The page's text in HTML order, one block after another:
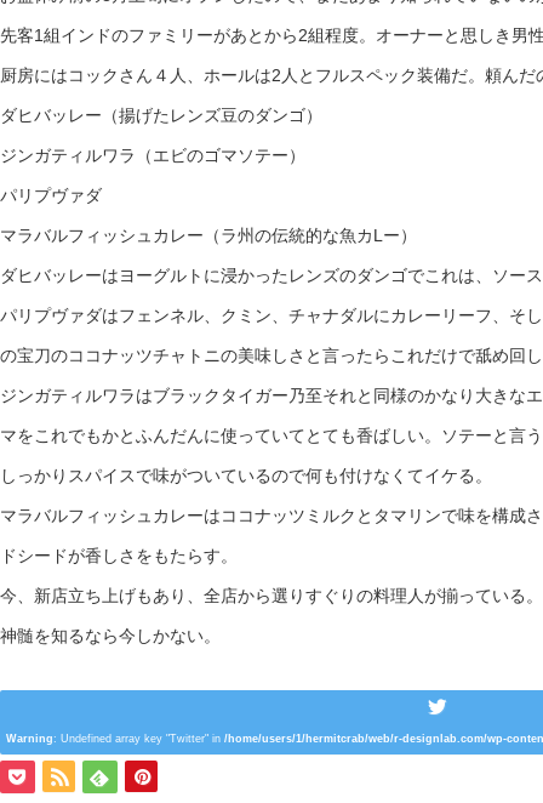
先客1組インドのファミリーがあとから2組程度。オーナーと思しき男
厨房にはコックさん４人、ホールは2人とフルスペック装備だ。頼んだ
ダヒバッレー（揚げたレンズ豆のダンゴ）
ジンガティルワラ（エビのゴマソテー）
パリプヴァダ
マラバルフィッシュカレー（ラ州の伝統的な魚カLー）
ダヒバッレーはヨーグルトに浸かったレンズのダンゴでこれは、ソー
パリプヴァダはフェンネル、クミン、チャナダルにカレーリーフ、そ
の宝刀のココナッツチャトニの美味しさと言ったらこれだけで舐め回
ジンガティルワラはブラックタイガー乃至それと同様のかなり大きな
マをこれでもかとふんだんに使っていてとても香ばしい。ソテーと言
しっかりスパイスで味がついているので何も付けなくてイケる。
マラバルフィッシュカレーはココナッツミルクとタマリンで味を構成
ドシードが香しさをもたらす。
今、新店立ち上げもあり、全店から選りすぐりの料理人が揃っている
神髄を知るなら今しかない。
Warning: Undefined array key "Twitter" in /home/users/1/hermitcrab/web/r-designlab.com/wp-